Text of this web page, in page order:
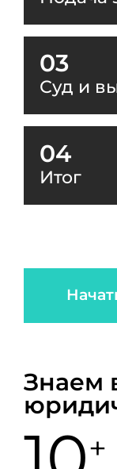
03
Суд и
04
Итог
Знаем
+